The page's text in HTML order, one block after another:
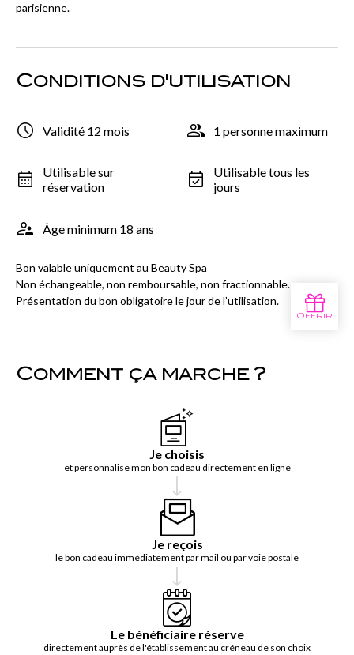
parisienne.
Conditions d'utilisation
Validité 12 mois 1 personne maximum
Utilisable sur
réservation
Utilisable tous les
jours
Âge minimum 18 ans
Bon valable uniquement au Beauty Spa
Non échangeable, non remboursable, non fractionnable.
Présentation du bon obligatoire le jour de l’utilisation.
Comment ça marche ?
Je choisis
et personnalise mon bon cadeau directement en ligne
Je reçois
le bon cadeau immédiatement par mail ou par voie postale
Le bénéficiaire réserve
directement auprès de l'établissement au créneau de son choix